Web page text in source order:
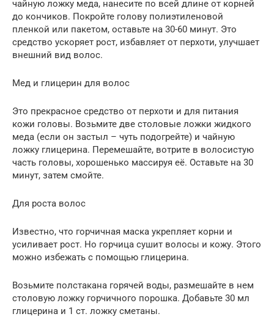
чайную ложку меда, нанесите по всей длине от корней
до кончиков. Покройте голову полиэтиленовой
пленкой или пакетом, оставьте на 30-60 минут. Это
средство ускоряет рост, избавляет от перхоти, улучшает
внешний вид волос.
Мед и глицерин для волос
Это прекрасное средство от перхоти и для питания
кожи головы. Возьмите две столовые ложки жидкого
меда (если он застыл – чуть подогрейте) и чайную
ложку глицерина. Перемешайте, вотрите в волосистую
часть головы, хорошенько массируя её. Оставьте на 30
минут, затем смойте.
Для роста волос
Известно, что горчичная маска укрепляет корни и
усиливает рост. Но горчица сушит волосы и кожу. Этого
можно избежать с помощью глицерина.
Возьмите полстакана горячей воды, размешайте в нем
столовую ложку горчичного порошка. Добавьте 30 мл
глицерина и 1 ст. ложку сметаны.